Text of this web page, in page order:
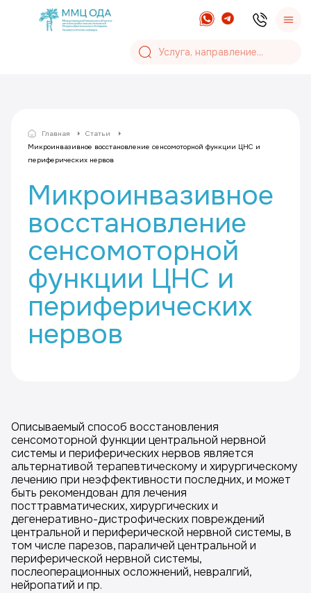
Главная
Статьи
Микроинвазивное восстановление сенсомоторной функции ЦНС и
периферических нервов
Микроинвазивное
восстановление
сенсомоторной
функции ЦНС и
периферических
нервов
Описываемый способ восстановления
сенсомоторной функции центральной нервной
системы и периферических нервов является
альтернативой терапевтическому и хирургическому
лечению при неэффективности последних, и может
быть рекомендован для лечения
посттравматических, хирургических и
дегенеративно-дистрофических повреждений
центральной и периферической нервной системы, в
том числе парезов, параличей центральной и
периферической нервной системы,
послеоперационных осложнений, невралгий,
нейропатий и пр.